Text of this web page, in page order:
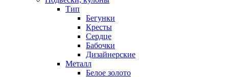
Тип
Бегунки
Кресты
Сердце
Бабочки
Дизайнерские
Металл
Белое золото